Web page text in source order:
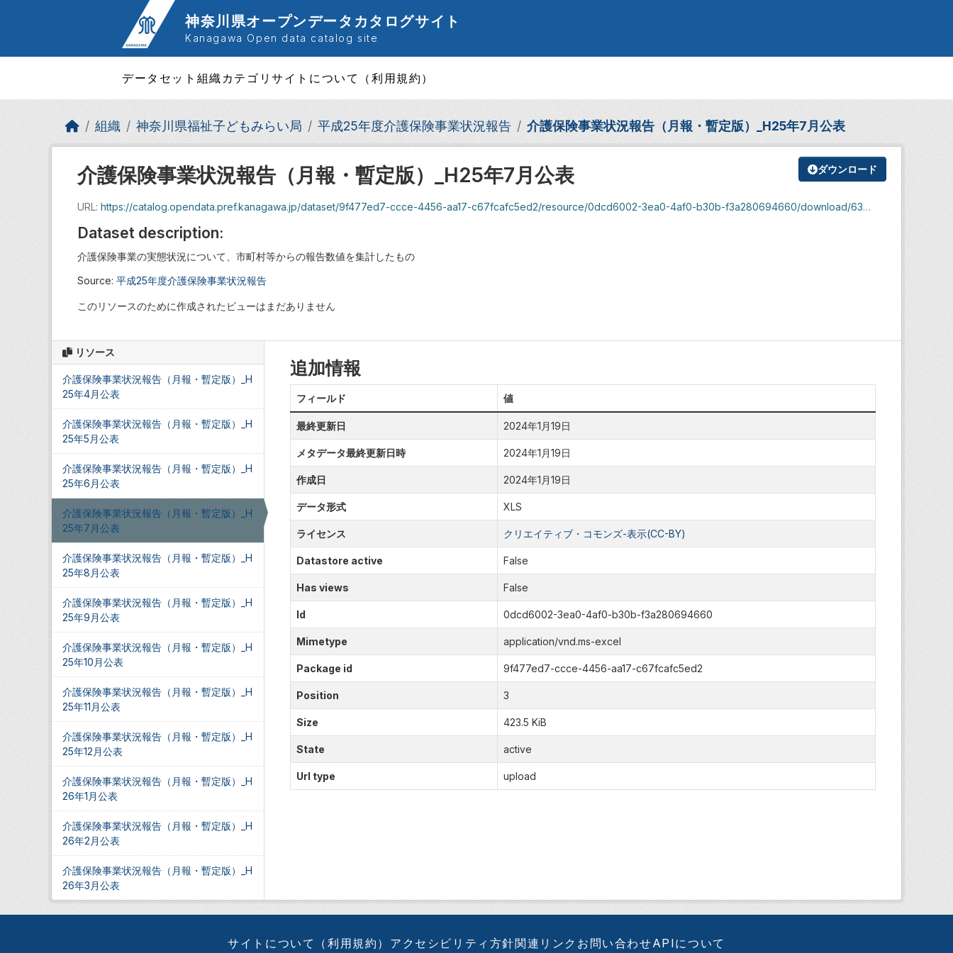
神奈川県オープンデータカタログサイト
Kanagawa Open data catalog site
データセット 組織 カテゴリサイトについて（利用規約）
組織 神奈川県福祉子どもみらい局 平成25年度介護保険事業状況報告 介護保険事業状況報告（月報・暫定版）_H25年7月公表
ダウンロード
介護保険事業状況報告（月報・暫定版）_H25年7月公表
URL: https://catalog.opendata.pref.kanagawa.jp/dataset/9f477ed7-ccce-4456-aa17-c67fcafc5ed2/resource/0dcd6002-3ea0-4af0-b30b-f3a280694660/download/630172.xls
Dataset description:
介護保険事業の実態状況について、市町村等からの報告数値を集計したもの
Source: 平成25年度介護保険事業状況報告
このリソースのために作成されたビューはまだありません
リソース
介護保険事業状況報告（月報・暫定版）_H
25年4月公表
介護保険事業状況報告（月報・暫定版）_H
25年5月公表
介護保険事業状況報告（月報・暫定版）_H
25年6月公表
介護保険事業状況報告（月報・暫定版）_H
25年7月公表
介護保険事業状況報告（月報・暫定版）_H
25年8月公表
介護保険事業状況報告（月報・暫定版）_H
25年9月公表
介護保険事業状況報告（月報・暫定版）_H
25年10月公表
介護保険事業状況報告（月報・暫定版）_H
25年11月公表
介護保険事業状況報告（月報・暫定版）_H
25年12月公表
介護保険事業状況報告（月報・暫定版）_H
26年1月公表
介護保険事業状況報告（月報・暫定版）_H
26年2月公表
介護保険事業状況報告（月報・暫定版）_H
26年3月公表
追加情報
フィールド 値
最終更新日 2024年1月19日
メタデータ最終更新日時 2024年1月19日
作成日 2024年1月19日
データ形式 XLS
ライセンス クリエイティブ・コモンズ-表示(CC-BY)
Datastore active False
Has views False
Id 0dcd6002-3ea0-4af0-b30b-f3a280694660
Mimetype application/vnd.ms-excel
Package id 9f477ed7-ccce-4456-aa17-c67fcafc5ed2
Position 3
Size 423.5 KiB
State active
Url type upload
サイトについて（利用規約） アクセシビリティ方針関連リンク お問い合わせAPIについて